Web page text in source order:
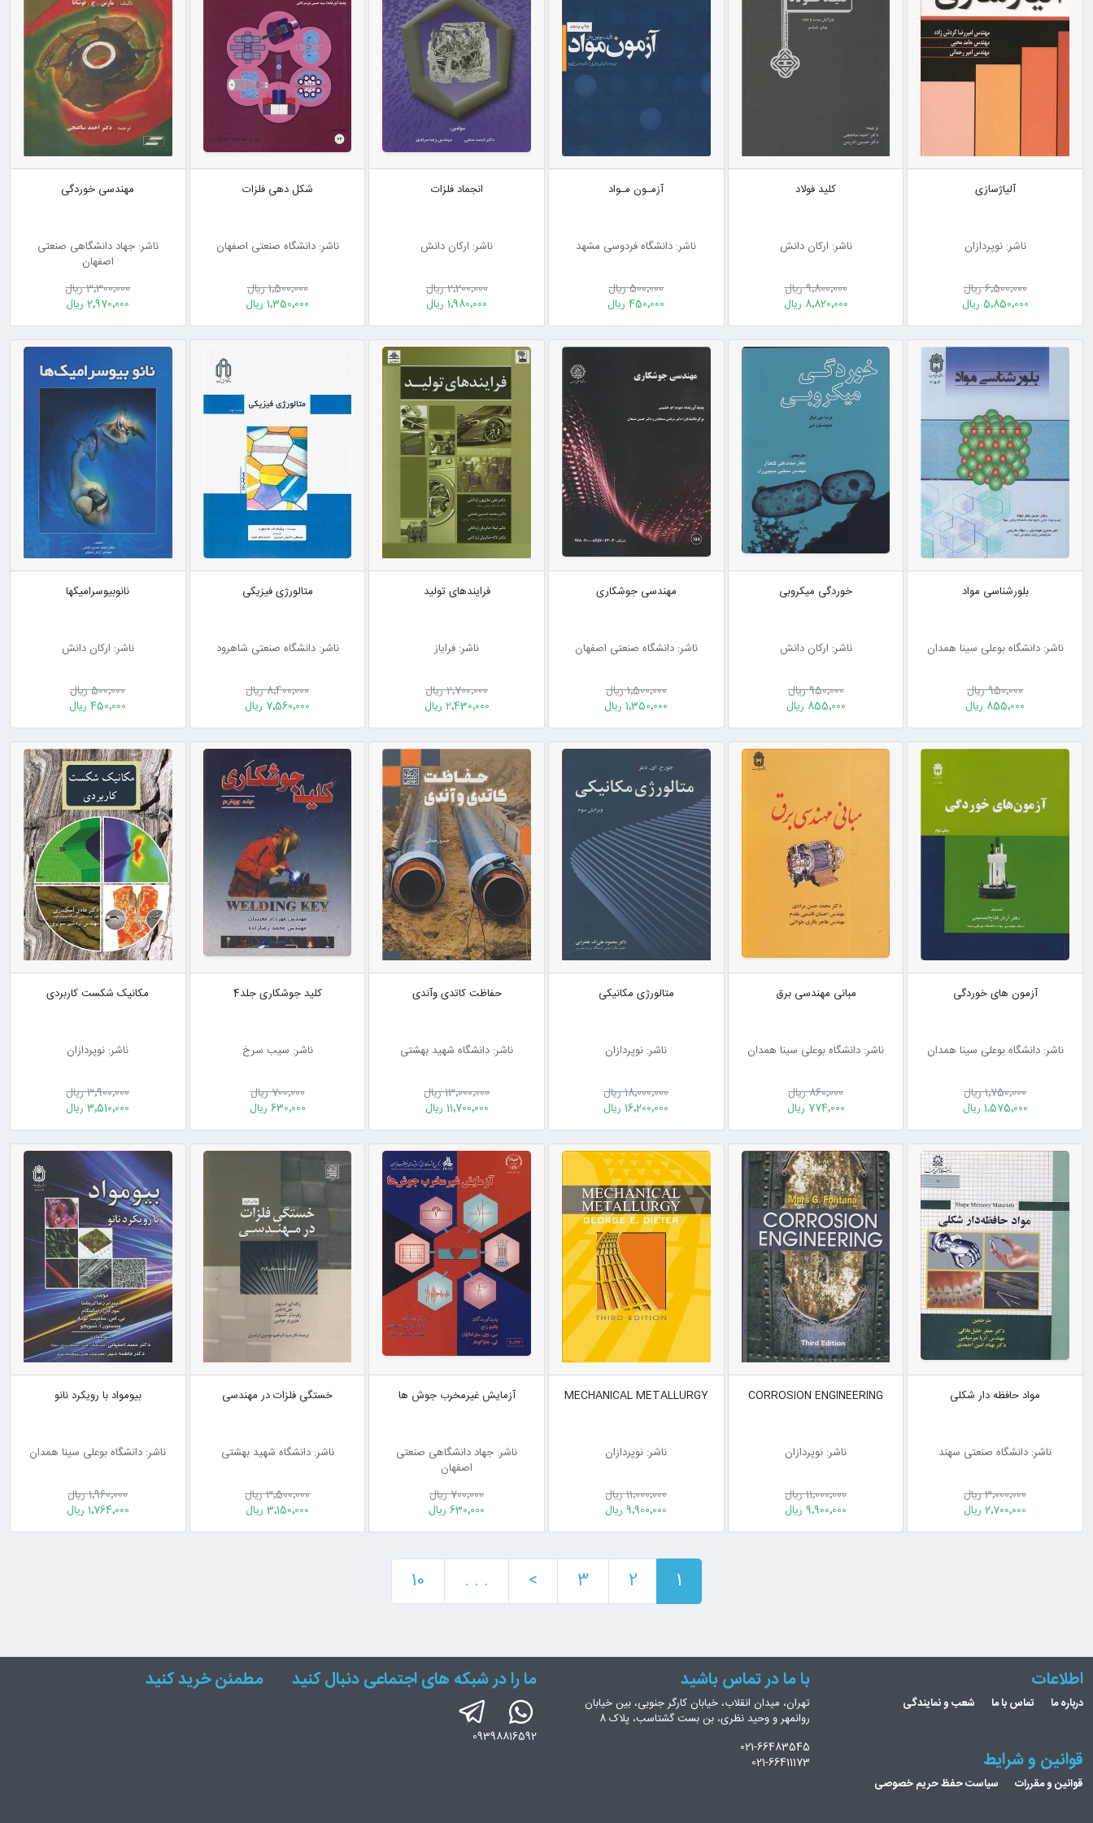
آلیاژسازی
ناشر: نوپردازان
6٬500٬000 ریال
5٬850٬000 ریال
کلید فولاد
ناشر: ارکان دانش
9٬800٬000 ریال
8٬820٬000 ریال
آزمـون مـواد
ناشر: دانشگاه فردوسی مشهد
500٬000 ریال
450٬000 ریال
انجماد فلزات
ناشر: ارکان دانش
2٬200٬000 ریال
1٬980٬000 ریال
شکل دهی فلزات
ناشر: دانشگاه صنعتی اصفهان
1٬500٬000 ریال
1٬350٬000 ریال
مهندسی خوردگی
ناشر: جهاد دانشگاهی صنعتی
اصفهان
3٬300٬000 ریال
2٬970٬000 ریال
بلورشناسی مواد
ناشر: دانشگاه بوعلی سینا همدان
950٬000 ریال
855٬000 ریال
خوردگی میکروبی
ناشر: ارکان دانش
950٬000 ریال
855٬000 ریال
مهندسی جوشکاری
ناشر: دانشگاه صنعتی اصفهان
1٬500٬000 ریال
1٬350٬000 ریال
فرایندهای تولید
ناشر: فرایاز
2٬700٬000 ریال
2٬430٬000 ریال
متالورژی فیزیکی
ناشر: دانشگاه صنعتی شاهرود
8٬400٬000 ریال
7٬560٬000 ریال
نانوبیوسرامیکها
ناشر: ارکان دانش
500٬000 ریال
450٬000 ریال
آزمون های خوردگی
ناشر: دانشگاه بوعلی سینا همدان
1٬750٬000 ریال
1٬575٬000 ریال
مبانی مهندسی برق
ناشر: دانشگاه بوعلی سینا همدان
860٬000 ریال
774٬000 ریال
متالورژی مکانیکی
ناشر: نوپردازان
18٬000٬000 ریال
16٬200٬000 ریال
حفاظت کاتدی وآندی
ناشر: دانشگاه شهید بهشتی
13٬000٬000 ریال
11٬700٬000 ریال
کلید جوشکاری جلد4
ناشر: سیب سرخ
700٬000 ریال
630٬000 ریال
مکانیک شکست کاربردی
ناشر: نوپردازان
3٬900٬000 ریال
3٬510٬000 ریال
مواد حافظه دار شکلی
ناشر: دانشگاه صنعتی سهند
3٬000٬000 ریال
2٬700٬000 ریال
CORROSION ENGINEERING
ناشر: نوپردازان
11٬000٬000 ریال
9٬900٬000 ریال
MECHANICAL METALLURGY
ناشر: نوپردازان
11٬000٬000 ریال
9٬900٬000 ریال
آزمایش غیرمخرب جوش ها
ناشر: جهاد دانشگاهی صنعتی
اصفهان
700٬000 ریال
630٬000 ریال
خستگی فلزات در مهندسی
ناشر: دانشگاه شهید بهشتی
3٬500٬000 ریال
3٬150٬000 ریال
بیومواد با رویکرد نانو
ناشر: دانشگاه بوعلی سینا همدان
1٬960٬000 ریال
1٬764٬000 ریال
1
2
3
>
. . .
10
اطلاعات
درباره ما تماس با ما شعب و نمایندگی
قوانین و شرایط
قوانین و مقررات سیاست حفظ حریم خصوصی
با ما در تماس باشید
تهران، میدان انقلاب، خیابان کارگر جنوبی، بین خیابان
روانمهر و وحید نظری، بن بست گشتاسب، پلاک 8
021-66483545
021-66411173
ما را در شبکه های اجتماعی دنبال کنید
09398816592
مطمئن خرید کنید